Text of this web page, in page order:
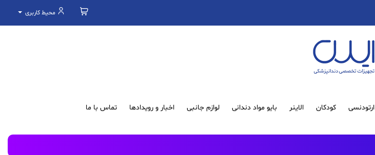
محیط کاربری
ارتودنسی کودکان الاینر بایو مواد دندانی لوازم جانبی اخبار و رویدادها تماس با ما